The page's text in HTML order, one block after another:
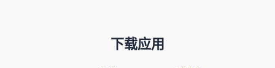
下载应用